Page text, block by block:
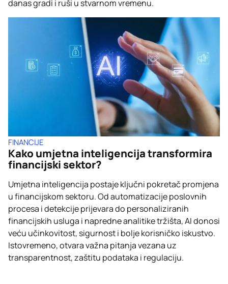
danas gradi i ruši u stvarnom vremenu.
FINANCIJE
Kako umjetna inteligencija transformira
financijski sektor?
Umjetna inteligencija postaje ključni pokretač promjena
u financijskom sektoru. Od automatizacije poslovnih
procesa i detekcije prijevara do personaliziranih
financijskih usluga i napredne analitike tržišta, AI donosi
veću učinkovitost, sigurnost i bolje korisničko iskustvo.
Istovremeno, otvara važna pitanja vezana uz
transparentnost, zaštitu podataka i regulaciju.